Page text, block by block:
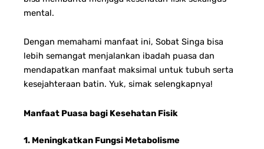
mental.
Dengan memahami manfaat ini, Sobat Singa bisa
lebih semangat menjalankan ibadah puasa dan
mendapatkan manfaat maksimal untuk tubuh serta
kesejahteraan batin. Yuk, simak selengkapnya!
Manfaat Puasa bagi Kesehatan Fisik
1. Meningkatkan Fungsi Metabolisme